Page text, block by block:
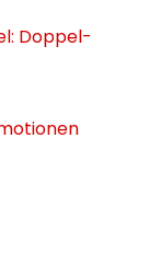
Doppel-